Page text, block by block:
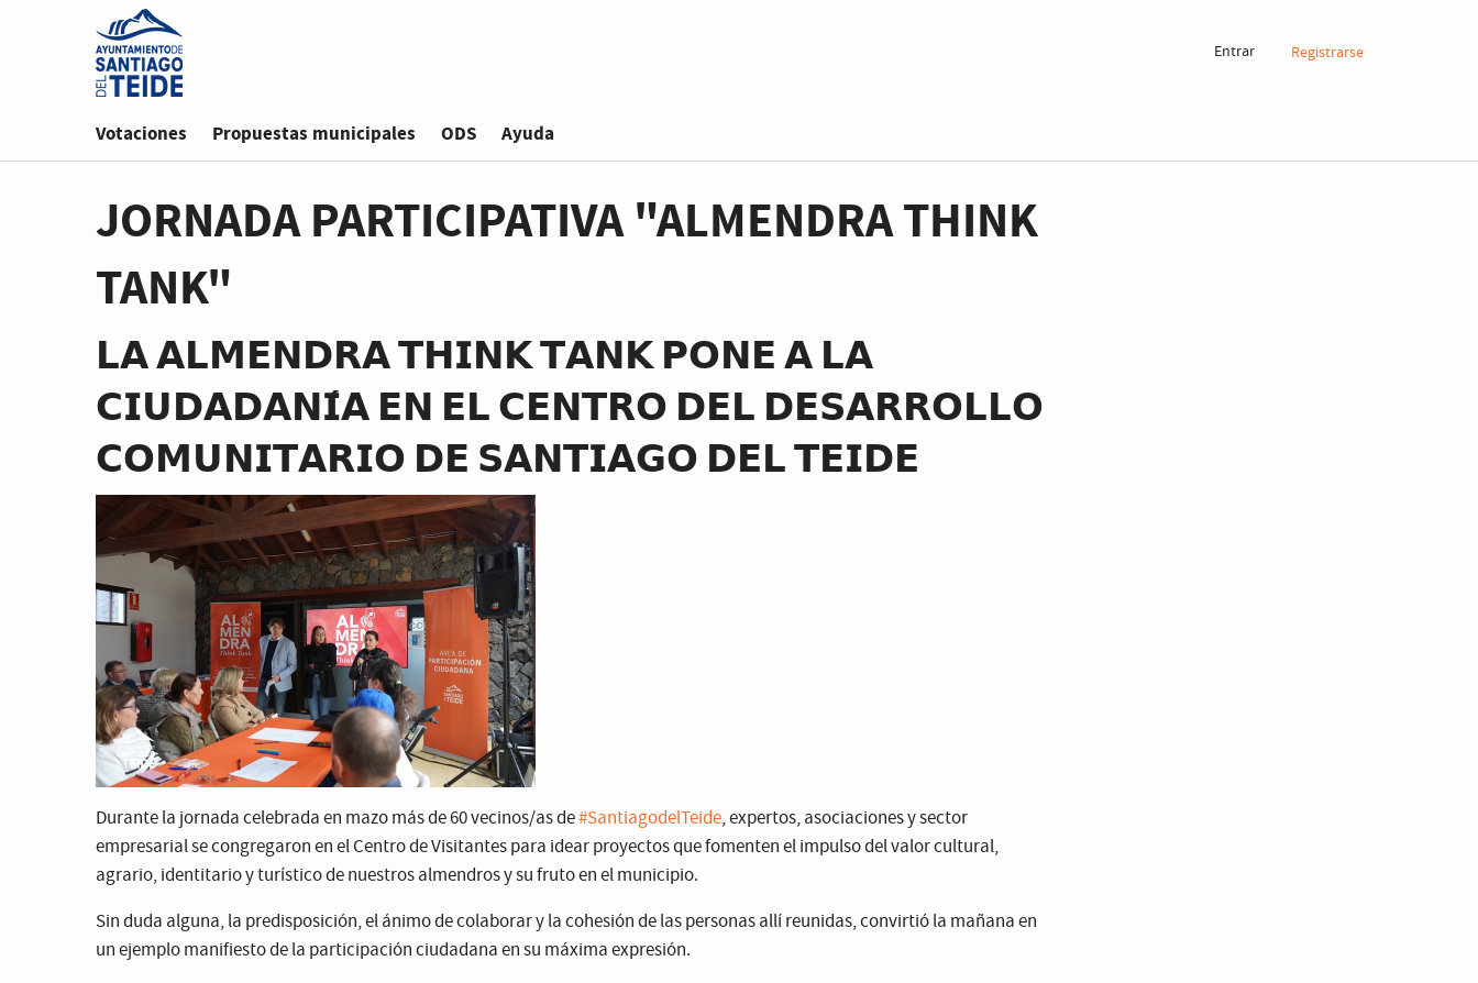
Saltar al contenido principal
Entrar Registrarse
Votaciones Propuestas municipales ODS Ayuda
JORNADA PARTICIPATIVA "ALMENDRA THINK
TANK"
𝗟𝗔 𝗔𝗟𝗠𝗘𝗡𝗗𝗥𝗔 𝗧𝗛𝗜𝗡𝗞 𝗧𝗔𝗡𝗞 𝗣𝗢𝗡𝗘 𝗔 𝗟𝗔
𝗖𝗜𝗨𝗗𝗔𝗗𝗔𝗡𝗜́𝗔 𝗘𝗡 𝗘𝗟 𝗖𝗘𝗡𝗧𝗥𝗢 𝗗𝗘𝗟 𝗗𝗘𝗦𝗔𝗥𝗥𝗢𝗟𝗟𝗢
𝗖𝗢𝗠𝗨𝗡𝗜𝗧𝗔𝗥𝗜𝗢 𝗗𝗘 𝗦𝗔𝗡𝗧𝗜𝗔𝗚𝗢 𝗗𝗘𝗟 𝗧𝗘𝗜𝗗𝗘
Durante la jornada celebrada en mazo más de 60 vecinos/as de#SantiagodelTeide, expertos, asociaciones y sector
empresarial se congregaron en el Centro de Visitantes para idear proyectos que fomenten el impulso del valor cultural,
agrario, identitario y turístico de nuestros almendros y su fruto en el municipio.
Sin duda alguna, la predisposición, el ánimo de colaborar y la cohesión de las personas allí reunidas, convirtió la mañana en
un ejemplo manifiesto de la participación ciudadana en su máxima expresión.